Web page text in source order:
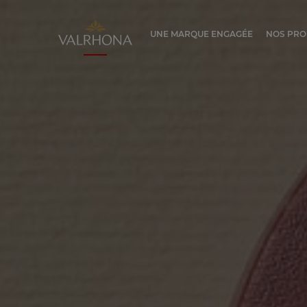
Valrhona - Imaginons le meilleur du
UNE MARQUE ENGAGÉE NOS